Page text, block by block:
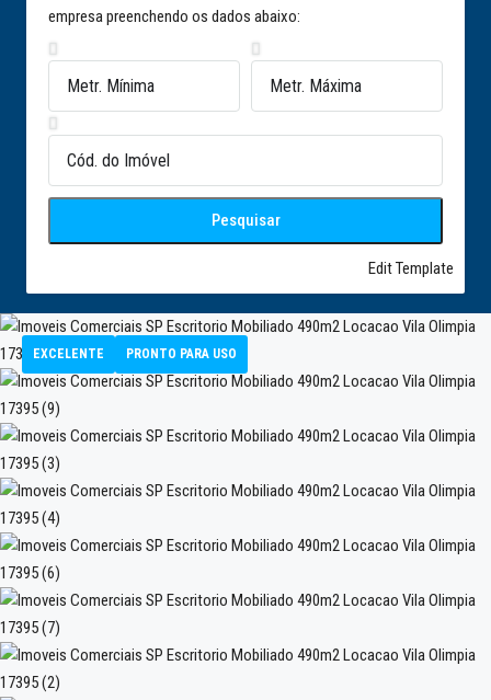
empresa preenchendo os dados abaixo:
Pesquisar
Edit Template
EXCELENTE PRONTO PARA USO